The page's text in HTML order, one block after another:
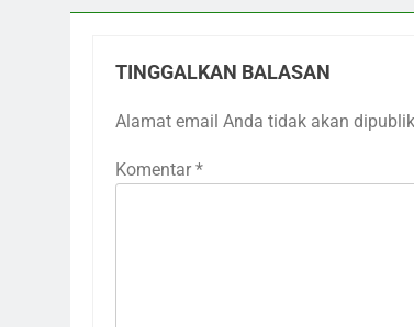
TINGGALKAN BALASAN
Alamat email Anda tidak akan
Komentar *